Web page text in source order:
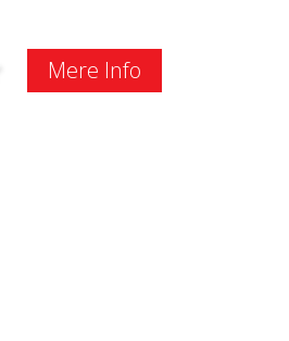
Mere Info